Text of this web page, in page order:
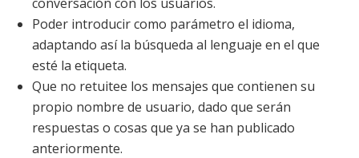
Poder introducir como parámetro el idioma,
adaptando así la búsqueda al lenguaje en el que
esté la etiqueta.
Que no retuitee los mensajes que contienen su
propio nombre de usuario, dado que serán
respuestas o cosas que ya se han publicado
anteriormente.